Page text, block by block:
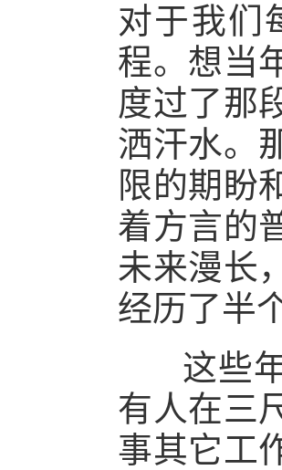
对于我们
程。想当
度过了那
洒汗水。
限的期盼
着方言的
未来漫长
经历了半
这些
有人在三
事其它工